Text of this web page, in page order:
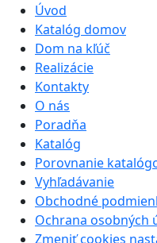
Úvod
Katalóg domov
Dom na kľúč
Realizácie
Kontakty
O nás
Poradňa
Katalóg
Porovnanie
Vyhľadávanie
Obchodné
Ochrana osobných
Zmeniť cookies